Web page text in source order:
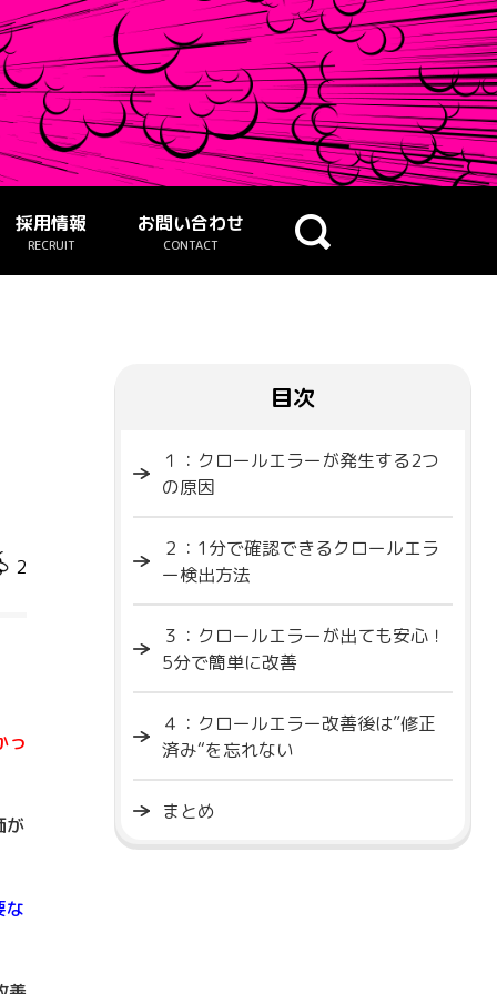
採用情報
RECRUIT
お問い合わせ
CONTACT
2
っ
が
な
目次
１：クロールエラーが発生する2つ
の原因
２：1分で確認できるクロールエラ
ー検出方法
３：クロールエラーが出ても安心！
5分で簡単に改善
４：クロールエラー改善後は”修正
済み“を忘れない
まとめ